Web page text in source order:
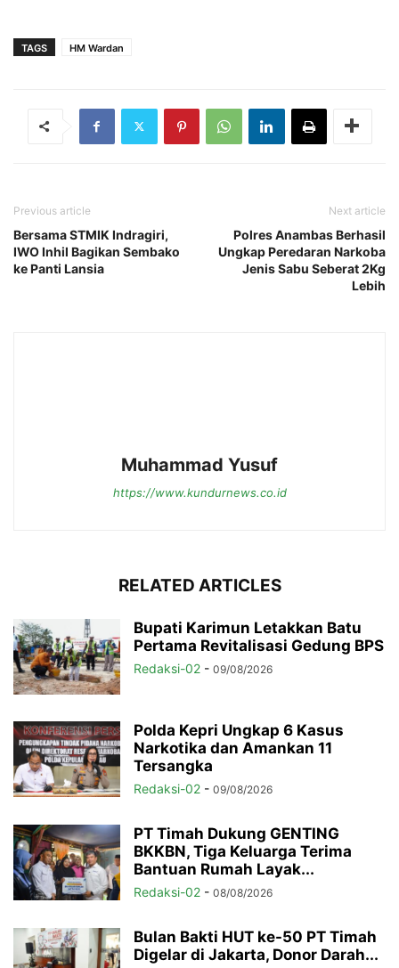
TAGS HM Wardan
Previous article
Bersama STMIK Indragiri,
IWO Inhil Bagikan Sembako
ke Panti Lansia
Next article
Polres Anambas Berhasil
Ungkap Peredaran Narkoba
Jenis Sabu Seberat 2Kg
Lebih
Muhammad Yusuf
https://www.kundurnews.co.id
RELATED ARTICLES
Bupati Karimun Letakkan Batu
Pertama Revitalisasi Gedung BPS
Redaksi-02 - 09/08/2026
Polda Kepri Ungkap 6 Kasus
Narkotika dan Amankan 11
Tersangka
Redaksi-02 - 09/08/2026
PT Timah Dukung GENTING
BKKBN, Tiga Keluarga Terima
Bantuan Rumah Layak...
Redaksi-02 - 08/08/2026
Bulan Bakti HUT ke-50 PT Timah
Digelar di Jakarta, Donor Darah...